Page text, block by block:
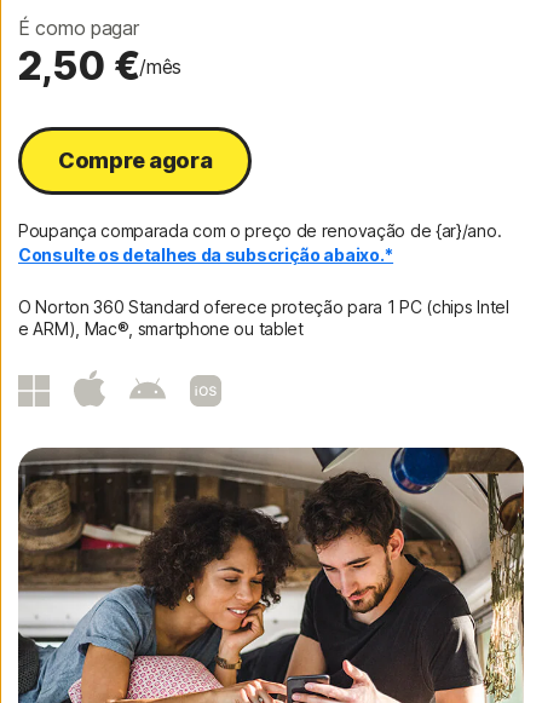
É como pagar
2,50 €/mês
Compre agora
Poupança comparada com o preço de renovação de {ar}/ano.
Consulte os detalhes da subscrição abaixo.*
O Norton 360 Standard oferece proteção para 1 PC (chips Intel
e ARM), Mac®, smartphone ou tablet